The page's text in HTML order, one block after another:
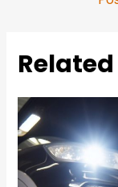
navigation